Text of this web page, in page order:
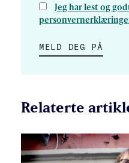
Jeg har lest og
MELD DEG PÅ
Relaterte